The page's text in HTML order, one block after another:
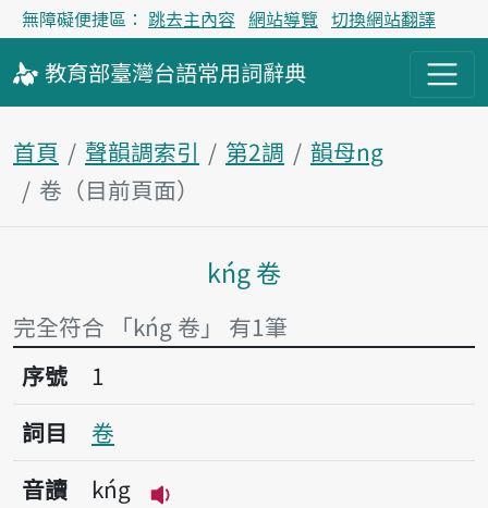
無障礙便捷區： 跳去主內容 網站導覽 切換網站翻譯
教育部臺灣台語常用詞辭典
首頁 聲韻調索引 第2調
韻母ng
卷（目前頁面）
主內容區塊
kńg 卷
完全符合 「kńg 卷」 有1筆
序號1卷
序號
1
詞目
卷
音讀
kńg